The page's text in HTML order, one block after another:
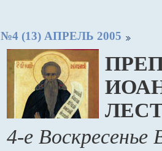
№4 (13) АПРЕЛЬ 2005
4-е Воскресенье